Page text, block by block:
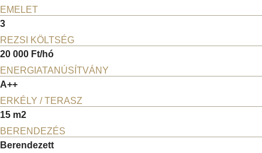
EMELET
3
REZSI KÖLTSÉG
20 000 Ft/hó
ENERGIATANÚSÍTVÁNY
A++
ERKÉLY / TERASZ
15 m2
BERENDEZÉS
Berendezett